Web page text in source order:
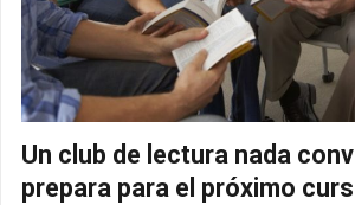
Un club de lectura nada
prepara para el próximo